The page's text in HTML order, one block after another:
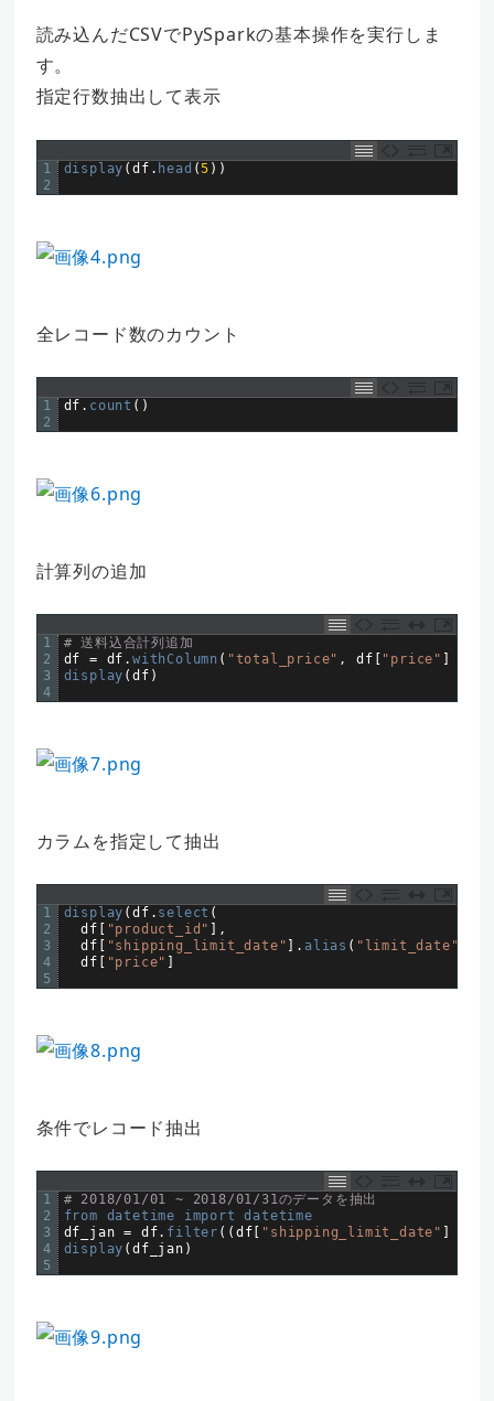
読み込んだCSVでPySparkの基本操作を実行しま
す。
指定行数抽出して表示
1
2
display (df . head (5 ) )
全レコード数のカウント
1
2
df . count ( )
計算列の追加
1
2
3
4
# 送料込合計列追加
df
= df .withColumn ( "total_price" , df "price"
display (df )
カラムを指定して抽出
1
2
3
4
5
display (df . select (
df
"product_id"
,
df
"shipping_limit_date" . alias ( "limit_date"
df
"price"
条件でレコード抽出
1
2
3
4
5
# 2018/01/01 ~ 2018/01/31のデータを抽出
from datetime import datetime
df_jan = df. filter ( ( df "shipping_limit_date"
display (df_jan )